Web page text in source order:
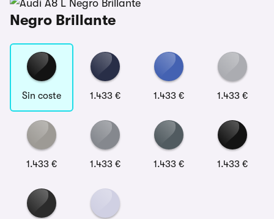
Negro Brillante
Sin coste 1.433 € 1.433 € 1.433 €
1.433 € 1.433 € 1.433 € 1.433 €